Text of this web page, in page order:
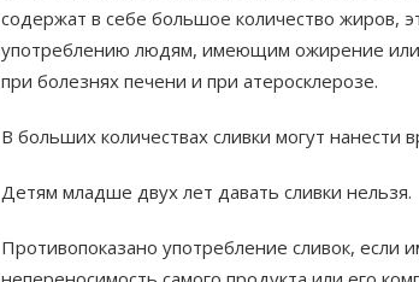
содержат в себе большое количество жиров,
употреблению людям, имеющим ожирение или
при болезнях печени и при атеросклерозе.
В больших количествах сливки могут нанести
Детям младше двух лет давать сливки нельзя.
Противопоказано употребление сливок, если